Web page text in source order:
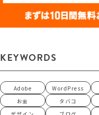
KEYWORDS
Adobe WordPress
お金
タバコ